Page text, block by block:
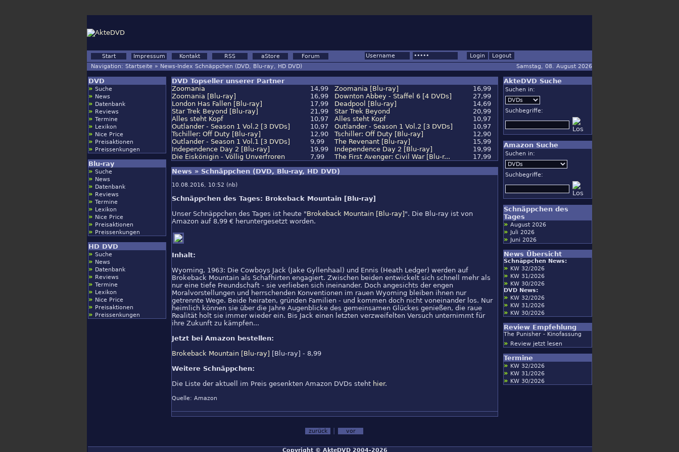
Start Impressum Kontakt RSS aStore
Forum
Navigation: Startseite » News-Index Schnäppchen (DVD, Blu-ray, HD DVD) Samstag, 08. August 2026
DVD
» Suche
» News
» Datenbank
» Reviews
» Termine
» Lexikon
» Nice Price
» Preisaktionen
» Preissenkungen
Blu-ray
» Suche
» News
» Datenbank
» Reviews
» Termine
» Lexikon
» Nice Price
» Preisaktionen
» Preissenkungen
HD DVD
» Suche
» News
» Datenbank
» Reviews
» Termine
» Lexikon
» Nice Price
» Preisaktionen
» Preissenkungen
DVD Topseller unserer Partner
Zoomania
14,99 Zoomania [Blu-ray]
16,99
Zoomania [Blu-ray]
16,99 Downton Abbey - Staffel 6 [4 DVDs]
27,99
London Has Fallen [Blu-ray]
17,99 Deadpool [Blu-ray]
14,69
Star Trek Beyond [Blu-ray]
21,99 Star Trek Beyond
20,99
Alles steht Kopf
10,97 Alles steht Kopf
10,97
Outlander - Season 1 Vol.2 [3 DVDs]
10,97 Outlander - Season 1 Vol.2 [3 DVDs]
10,97
Tschiller: Off Duty [Blu-ray]
12,90 Tschiller: Off Duty [Blu-ray]
12,90
Outlander - Season 1 Vol.1 [3 DVDs]
9,99 The Revenant [Blu-ray]
15,99
Independence Day 2 [Blu-ray]
19,99 Independence Day 2 [Blu-ray]
19,99
Die Eiskönigin - Völlig Unverfroren
7,99 The First Avenger: Civil War [Blu-r...
17,99
News » Schnäppchen (DVD, Blu-ray, HD DVD)
10.08.2016, 10:52 (nb)
Schnäppchen des Tages: Brokeback Mountain [Blu-ray]
Unser Schnäppchen des Tages ist heute "Brokeback Mountain [Blu-ray] ". Die Blu-ray ist von
Amazon auf 8,99 € heruntergesetzt worden.
Inhalt:
Wyoming, 1963: Die Cowboys Jack (Jake Gyllenhaal) und Ennis (Heath Ledger) werden auf
Brokeback Mountain als Schafhirten engagiert. Zwischen beiden entwickelt sich schnell mehr als
nur eine tiefe Freundschaft - sie verlieben sich ineinander. Doch angesichts der engen
Moralvorstellungen und herrschenden Konventionen im rauen Wyoming bleiben ihnen nur
getrennte Wege. Beide heiraten, gründen Familien - und kommen doch nicht voneinander los. Nur
heimlich können sie über die Jahre Augenblicke des gemeinsamen Glückes genießen, die raue
Realität holt sie immer wieder ein. Bis Jack einen letzten verzweifelten Versuch unternimmt für
ihre Zukunft zu kämpfen...
Jetzt bei Amazon bestellen:
Brokeback Mountain [Blu-ray] [Blu-ray] - 8,99
Weitere Schnäppchen:
Die Liste der aktuell im Preis gesenkten Amazon DVDs steht hier.
Quelle: Amazon
zurück vor
AkteDVD Suche
Suchen in:
Suchbegriffe:
Amazon Suche
Suchen in:
Suchbegriffe:
Schnäppchen des
Tages
» August 2026
» Juli 2026
» Juni 2026
News Übersicht
Schnäppchen News:
» KW 32/2026
» KW 31/2026
» KW 30/2026
DVD News:
» KW 32/2026
» KW 31/2026
» KW 30/2026
Review Empfehlung
The Punisher - Kinofassung
» Review jetzt lesen
Termine
» KW 32/2026
» KW 31/2026
» KW 30/2026
Copyright © AkteDVD 2004-2026